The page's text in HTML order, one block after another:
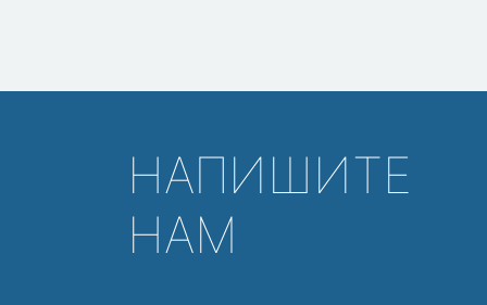
НАПИШИТЕ
НАМ